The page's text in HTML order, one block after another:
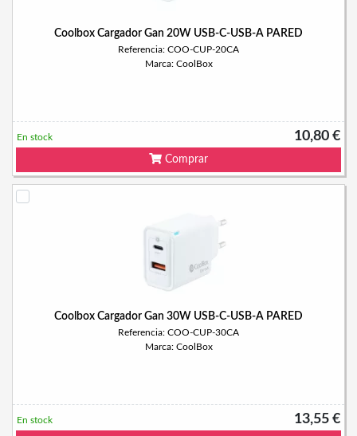
Coolbox Cargador Gan 20W USB-C-USB-A PARED
Referencia: COO-CUP-20CA
Marca: CoolBox
10,80 €
En stock
Comprar
Coolbox Cargador Gan 30W USB-C-USB-A PARED
Referencia: COO-CUP-30CA
Marca: CoolBox
13,55 €
En stock